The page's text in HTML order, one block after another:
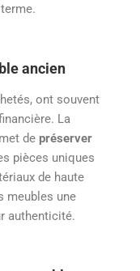
ancien
ont souvent
La
de préserver
pièces uniques
de haute
meubles une
authenticité.